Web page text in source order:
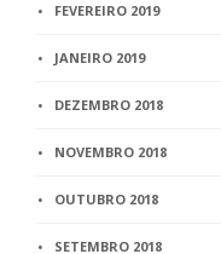
FEVEREIRO 2019
JANEIRO 2019
DEZEMBRO 2018
NOVEMBRO 2018
OUTUBRO 2018
SETEMBRO 2018